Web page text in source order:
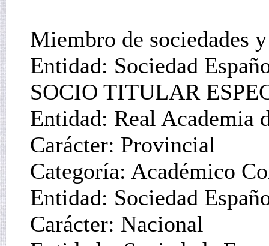
Miembro de sociedades
Entidad: Sociedad
SOCIO TITULAR
Entidad: Real Academia
Carácter: Provincial
Categoría: Académico
Entidad: Sociedad
Carácter: Nacional